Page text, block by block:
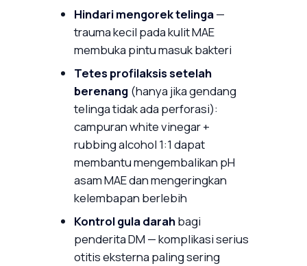
Hindari mengorek telinga—
trauma kecil pada kulit MAE
membuka pintu masuk bakteri
Tetes profilaksis setelah
berenang (hanya jika gendang
telinga tidak ada perforasi):
campuran white vinegar +
rubbing alcohol 1:1 dapat
membantu mengembalikan pH
asam MAE dan mengeringkan
kelembapan berlebih
Kontrol gula darahbagi
penderita DM — komplikasi serius
otitis eksterna paling sering